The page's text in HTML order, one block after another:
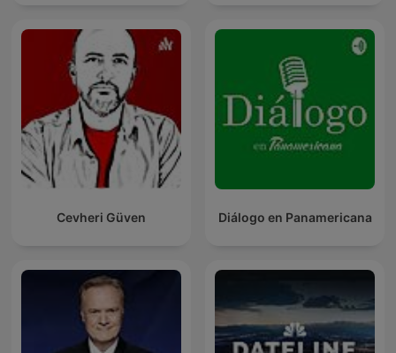
Cevheri Güven Diálogo en Panamericana